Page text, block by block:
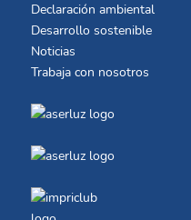
Declaración ambiental
Desarrollo sostenible
Noticias
Trabaja con nosotros